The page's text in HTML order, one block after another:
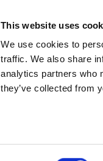
This website uses
We use cookies to
traffic. We also share
analytics partners who
they’ve collected from
Competitions